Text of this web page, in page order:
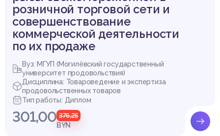
розничной торговой сети и
совершенствование
коммерческой деятельности
по их продаже
Вуз: МГУП (Могилёвский государственный
университет продовольствия)
Дисциплина: Товароведение и экспертиза
продовольственных товаров
Тип работы: Диплом
301,00 376,25
BYN